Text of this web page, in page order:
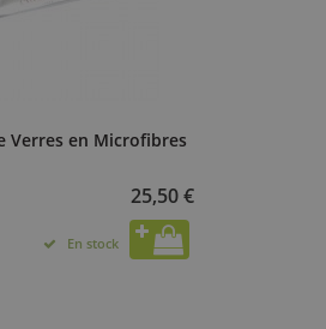
Verres en Microfibres
25,50 €
En stock